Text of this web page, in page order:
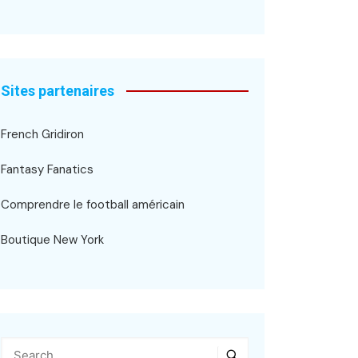
Sites partenaires
French Gridiron
Fantasy Fanatics
Comprendre le football américain
Boutique New York